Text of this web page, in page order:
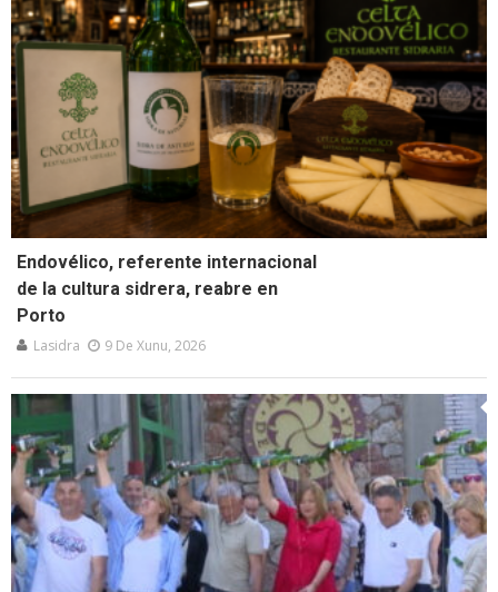
Endovélico, referente internacional
de la cultura sidrera, reabre en
Porto
Lasidra 9 De Xunu, 2026